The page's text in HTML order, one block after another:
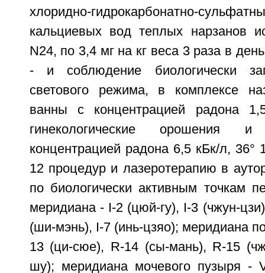
хлоридно-гидрокарбонатно-
кальциевых вод теплых нарзанов
N24, по 3,4 мг на кг веса 3 раза в
- и соблюдение биологически
светового режима, в комплексе
ванны с концентрацией радона
гинекологические орошения
концентрацией радона 6,5 кБк/л, 36°
12 процедур и лазеротерапию в
по биологически активным точкам
меридиана - I-2 (цюй-гу), I-3 (чжун-
(ши-мэнь), I-7 (инь-цзяо); меридиана
13 (ци-сюе), R-14 (сы-мань), R-15
шу); меридиана мочевого пузыря -